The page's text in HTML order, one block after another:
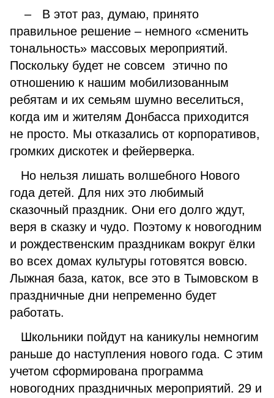
– В этот раз, думаю, принято
правильное решение – немного «сменить
тональность» массовых мероприятий.
Поскольку будет не совсем этично по
отношению к нашим мобилизованным
ребятам и их семьям шумно веселиться,
когда им и жителям Донбасса приходится
не просто. Мы отказались от корпоративов,
громких дискотек и фейерверка.
Но нельзя лишать волшебного Нового
года детей. Для них это любимый
сказочный праздник. Они его долго ждут,
веря в сказку и чудо. Поэтому к новогодним
и рождественским праздникам вокруг ёлки
во всех домах культуры готовятся вовсю.
Лыжная база, каток, все это в Тымовском в
праздничные дни непременно будет
работать.
Школьники пойдут на каникулы немногим
раньше до наступления нового года. С этим
учетом сформирована программа
новогодних праздничных мероприятий. 29 и